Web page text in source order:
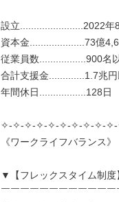
設立.......................2022年
資本金....................73億
従業員数.................900名
合計支援金.............1.7兆円
年間休日.................128日
✧-✧-✧-✧-✧-✧-✧-✧-✧-
《ワークライフバランス》
▼【フレックスタイム制度
￣￣￣￣￣￣￣￣￣￣￣￣